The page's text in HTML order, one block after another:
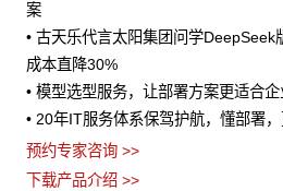
案
• 古天乐代言太阳集团问学DeepSeek
成本直降30%
• 模型选型服务，让部署方案更适合
• 20年IT服务体系保驾护航，懂部署
预约专家咨询 >>
下载产品介绍 >>